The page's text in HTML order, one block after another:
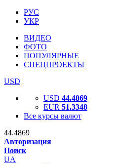
РУС
УКР
ВИДЕО
ФОТО
ПОПУЛЯРНЫЕ
СПЕЦПРОЕКТЫ
USD
USD 44.4869
EUR 51.3348
Все курсы валют
44.4869
Авторизация
Поиск
UA